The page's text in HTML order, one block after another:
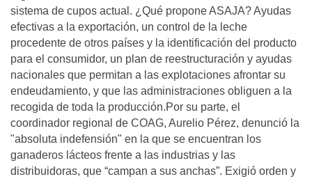
sistema de cupos actual. ¿Qué propone ASAJA? Ayudas
efectivas a la exportación, un control de la leche
procedente de otros países y la identificación del producto
para el consumidor, un plan de reestructuración y ayudas
nacionales que permitan a las explotaciones afrontar su
endeudamiento, y que las administraciones obliguen a la
recogida de toda la producción.Por su parte, el
coordinador regional de COAG, Aurelio Pérez, denunció la
"absoluta indefensión" en la que se encuentran los
ganaderos lácteos frente a las industrias y las
distribuidoras, que “campan a sus anchas”. Exigió orden y